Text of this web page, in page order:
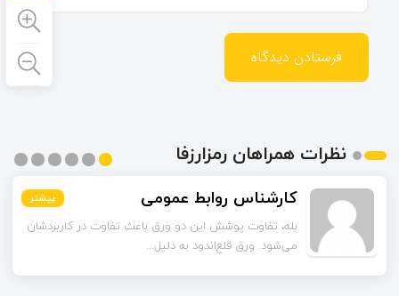
نظرات همراهان رمزارزفا
کارشناس روابط عمومی بیشتر
بله، تفاوت پوشش این دو ورق باعث تفاوت در کاربردشان
می‌شود. ورق قلع‌اندود به دلیل...
اسماعیل زاده بیشتر
تا قبل از خوندن این مقاله فکر می‌کردم ورق قلع‌اندود
همون ورق گالوانیزه است. تفاو...
بیشتر
بیشتر
بیشتر
بیشتر